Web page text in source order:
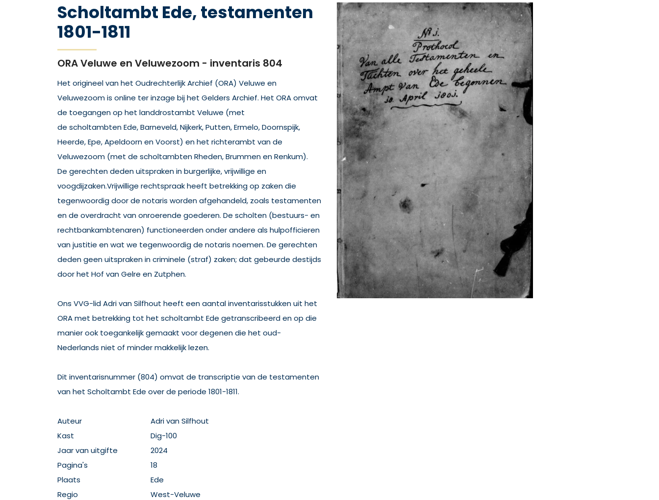
Scholtambt Ede, testamenten
1801-1811
ORA Veluwe en Veluwezoom - inventaris 804
Het origineel van het Oudrechterlijk Archief (ORA) Veluwe en
Veluwezoom is online ter inzage bij het Gelders Archief. Het ORA omvat
de toegangen op het landdrostambt Veluwe (met
de scholtambten Ede, Barneveld, Nijkerk, Putten, Ermelo, Doornspijk,
Heerde, Epe, Apeldoorn en Voorst) en het richterambt van de
Veluwezoom (met de scholtambten Rheden, Brummen en Renkum).
De gerechten deden uitspraken in burgerlijke, vrijwillige en
voogdijzaken.Vrijwillige rechtspraak heeft betrekking op zaken die
tegenwoordig door de notaris worden afgehandeld, zoals testamenten
en de overdracht van onroerende goederen. De scholten (bestuurs- en
rechtbankambtenaren) functioneerden onder andere als hulpofficieren
van justitie en wat we tegenwoordig de notaris noemen. De gerechten
deden geen uitspraken in criminele (straf) zaken; dat gebeurde destijds
door het Hof van Gelre en Zutphen.
Ons VVG-lid Adri van Silfhout heeft een aantal inventarisstukken uit het
ORA met betrekking tot het scholtambt Ede getranscribeerd en op die
manier ook toegankelijk gemaakt voor degenen die het oud-
Nederlands niet of minder makkelijk lezen.
Dit inventarisnummer (804) omvat de transcriptie van de testamenten
van het Scholtambt Ede over de periode 1801-1811.
Auteur
Adri van Silfhout
Kast
Dig-100
Jaar van uitgifte
2024
Pagina's
18
Plaats
Ede
Regio
West-Veluwe